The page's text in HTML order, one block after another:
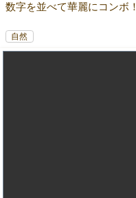
数字を並べて華麗にコンボ！
自然